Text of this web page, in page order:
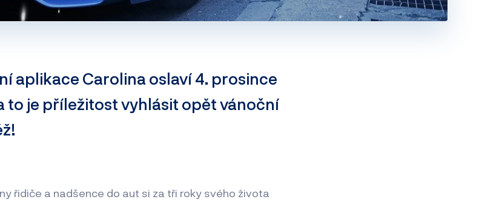
aplikace Carolina oslaví 4. prosince
to je příležitost vyhlásit opět vánoční
řidiče a nadšence do aut si za tři roky svého života